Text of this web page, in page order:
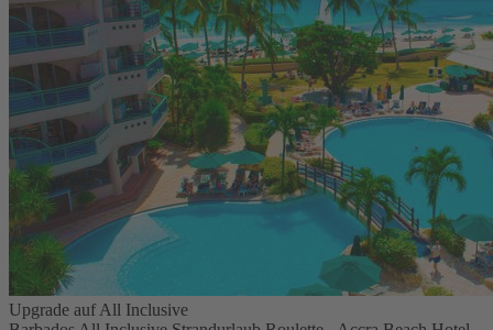
Upgrade auf All Inclusive